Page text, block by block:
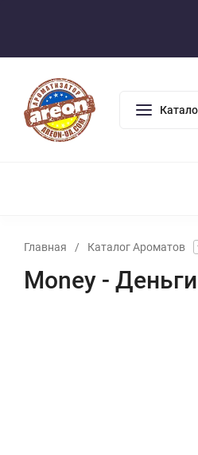
Главная / Каталог Ароматов
Money - Деньги